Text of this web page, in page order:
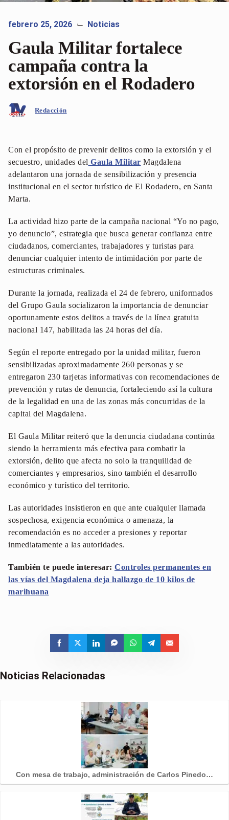
febrero 25, 2026 ⌙ Noticias
Gaula Militar fortalece
campaña contra la
extorsión en el Rodadero
Redacción
Con el propósito de prevenir delitos como la extorsión y el
secuestro, unidades del Gaula Militar Magdalena
adelantaron una jornada de sensibilización y presencia
institucional en el sector turístico de El Rodadero, en Santa
Marta.
La actividad hizo parte de la campaña nacional “Yo no pago,
yo denuncio”, estrategia que busca generar confianza entre
ciudadanos, comerciantes, trabajadores y turistas para
denunciar cualquier intento de intimidación por parte de
estructuras criminales.
Durante la jornada, realizada el 24 de febrero, uniformados
del Grupo Gaula socializaron la importancia de denunciar
oportunamente estos delitos a través de la línea gratuita
nacional 147, habilitada las 24 horas del día.
Según el reporte entregado por la unidad militar, fueron
sensibilizadas aproximadamente 260 personas y se
entregaron 230 tarjetas informativas con recomendaciones de
prevención y rutas de denuncia, fortaleciendo así la cultura
de la legalidad en una de las zonas más concurridas de la
capital del Magdalena.
El Gaula Militar reiteró que la denuncia ciudadana continúa
siendo la herramienta más efectiva para combatir la
extorsión, delito que afecta no solo la tranquilidad de
comerciantes y empresarios, sino también el desarrollo
económico y turístico del territorio.
Las autoridades insistieron en que ante cualquier llamada
sospechosa, exigencia económica o amenaza, la
recomendación es no acceder a presiones y reportar
inmediatamente a las autoridades.
También te puede interesar: Controles permanentes en
las vías del Magdalena deja hallazgo de 10 kilos de
marihuana
Noticias Relacionadas
Con mesa de trabajo, administración de Carlos Pinedo…